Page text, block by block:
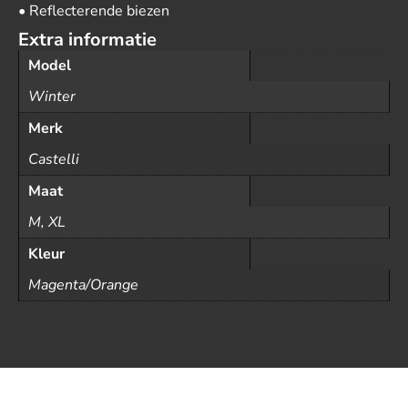
• Reflecterende biezen
Extra informatie
Model
Winter
Merk
Castelli
Maat
M, XL
Kleur
Magenta/Orange